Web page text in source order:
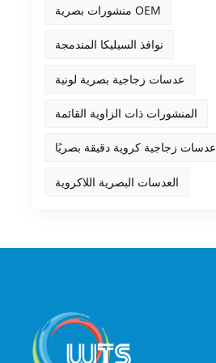
منشورات بصرية OEM
نوافذ السيليكا المندمجة
عدسات زجاجية بصرية لونية
المنشورات ذات الزاوية القائمة
عدسات زجاجية كروية دقيقة بصريًا
العدسات البصرية اللاكروية